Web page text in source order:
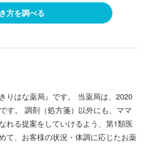
方を調べる
りはな薬局』です。 当薬局は、2020
す。 調剤（処方箋）以外にも、ママ
れる提案をしていけるよう、第1類医
て、お客様の状況・体調に応じたお薬